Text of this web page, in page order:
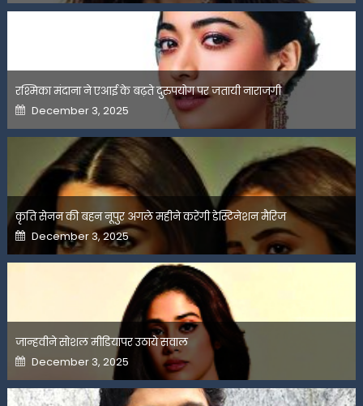
रश्मिका मंदाना ने एआई के बढ़ते दुरुपयोग पर जतायी नाराजगी
Posted
on
December 3, 2025
कृति सेनन की बहन नूपुर अगले महीने करेंगी डेस्टिनेशन मैरिज
Posted
on
December 3, 2025
जान्हवीने सोशल मीडियापर उठाये सवाल
Posted
on
December 3, 2025